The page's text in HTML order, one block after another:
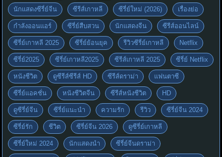
นักแสดงซีรี่ย์จีน ซีรีส์เกาหลี ซีรี่ย์ใหม่ (2026) เรื่องย่อ
กำลังออนแอร์ ซีรี่ย์สืบสวน นักแสดงจีน ซีรีส์ออนไลน์
ซีรี่ย์เกาหลี 2025 ซีรี่ย์ย้อนยุค รีวิวซีรี่ย์เกาหลี Netflix
ซีรี่ย์2025 ซีรี่ย์เกาหลี2025 ซีรีส์เกาหลี 2025 ซีรี่ย์ Netflix
หนังชีวิต ดูซีรีส์ซีรีส์ HD ซีรีส์ดราม่า แฟนตาซี
ซีรี่ย์แอคชั่น หนังชีวิตจีน ซีรีส์หนังชีวิต HD
ดูซีรี่ย์จีน ซีรี่ย์แนะนำ ความรัก รีวิว ซีรี่ย์จีน 2024
ซีรี่ย์รัก ชีวิต ซีรี่ย์จีน 2026 ดูซีรี่ย์เกาหลี
ซีรี่ย์ใหม่ 2024 นักแสดงนำ ซีรี่ย์จีนดราม่า